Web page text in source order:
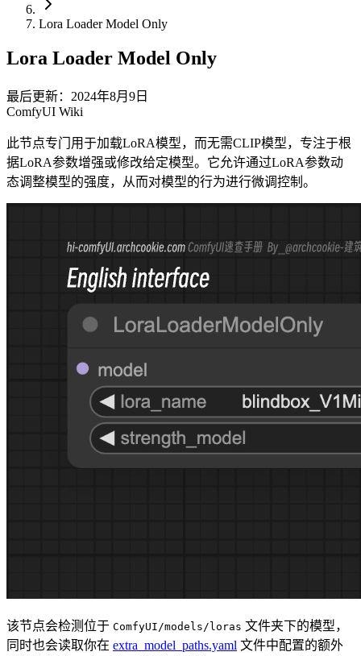
Lora Loader Model Only
Lora Loader Model Only
最后更新：2024年8月9日
ComfyUI Wiki
此节点专门用于加载LoRA模型，而无需CLIP模型，专注于根
据LoRA参数增强或修改给定模型。它允许通过LoRA参数动
态调整模型的强度，从而对模型的行为进行微调控制。
该节点会检测位于 ComfyUI/models/loras 文件夹下的模型，
同时也会读取你在 extra_model_paths.yaml 文件中配置的额外